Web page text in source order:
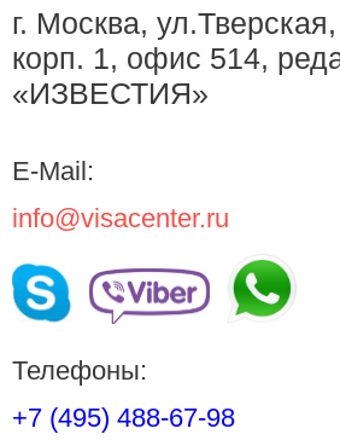
г. Москва,
корп. 1, офис 514,
«ИЗВЕСТИЯ»
E-Mail:
info@visacenter.ru
Телефоны:
+7 (495) 488-67-98